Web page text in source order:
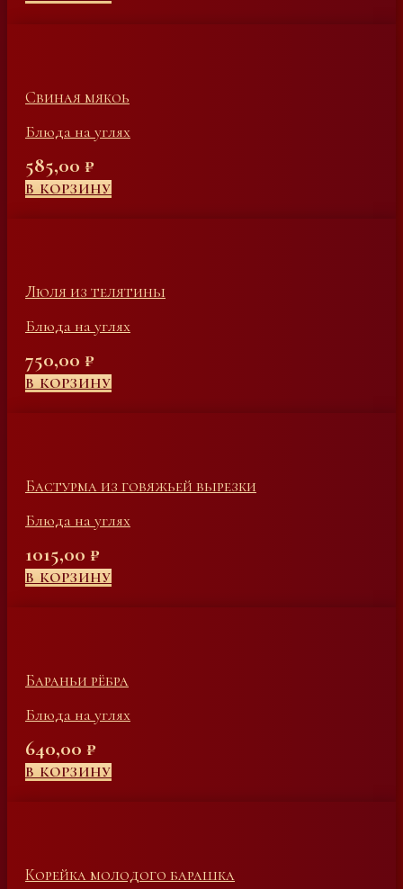
Свиная мякоь
Блюда на углях
585,00 ₽
В КОРЗИНУ
Люля из телятины
Блюда на углях
750,00 ₽
В КОРЗИНУ
Бастурма из говяжьей вырезки
Блюда на углях
1015,00 ₽
В КОРЗИНУ
Бараньи рёбра
Блюда на углях
640,00 ₽
В КОРЗИНУ
Корейка молодого барашка